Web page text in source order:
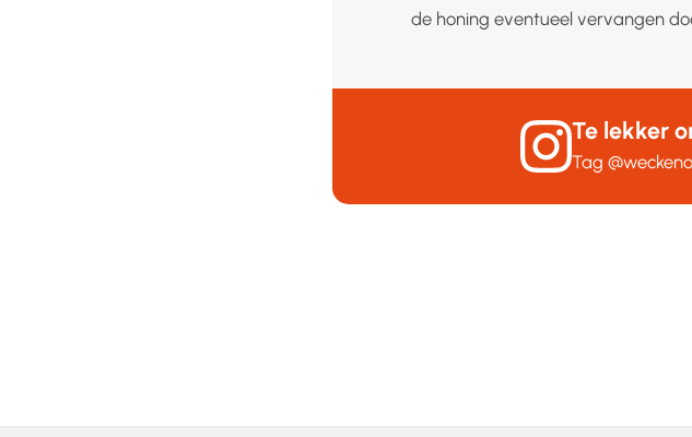
de honing eventueel vervangen
Te lekker
Tag